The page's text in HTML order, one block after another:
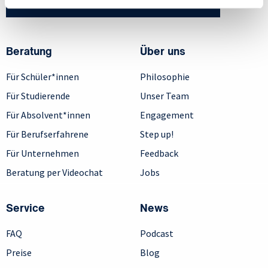
Sie haben Fragen? Wir helfen gerne weiter!
Beratung
Für Schüler*innen
Für Studierende
Für Absolvent*innen
Für Berufserfahrene
Für Unternehmen
Beratung per Videochat
Über uns
Philosophie
Unser Team
Engagement
Step up!
Feedback
Jobs
Service
FAQ
Preise
News
Podcast
Blog